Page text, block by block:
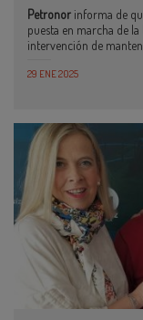
Petronor informa de
puesta en marcha de
intervención de
29 ENE 2025